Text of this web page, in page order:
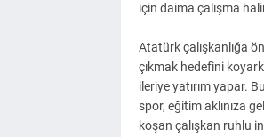
için daima çalışma
Atatürk çalışkanlığa
çıkmak hedefini
ileriye yatırım yapar.
spor, eğitim aklınıza
koşan çalışkan ruhlu